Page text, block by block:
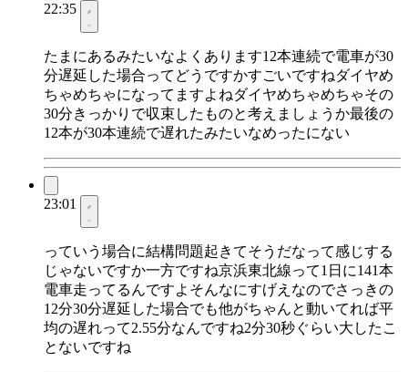
22:35
たまにあるみたいなよくあります12本連続で電車が30
分遅延した場合ってどうですかすごいですねダイヤめ
ちゃめちゃになってますよねダイヤめちゃめちゃその
30分きっかりで収束したものと考えましょうか最後の
12本が30本連続で遅れたみたいなめったにない
23:01
っていう場合に結構問題起きてそうだなって感じする
じゃないですか一方ですね京浜東北線って1日に141本
電車走ってるんですよそんなにすげえなのでさっきの
12分30分遅延した場合でも他がちゃんと動いてれば平
均の遅れって2.55分なんですね2分30秒ぐらい大したこ
とないですね